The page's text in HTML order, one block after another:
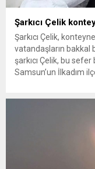
Şarkıcı Çelik
Şarkıcı Çelik,
vatandaşların bakkal
şarkıcı Çelik, bu
Samsun’un İlkadım